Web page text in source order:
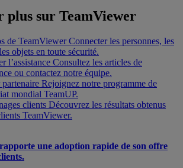
plus sur TeamViewer
de TeamViewer Connecter les personnes, les
objets en toute sécurité.
l’assistance Consultez les articles de
ou contactez notre équipe.
Rejoignez notre programme de
mondial TeamUP.
clients Découvrez les résultats obtenus
TeamViewer.
une adoption rapide de son offre